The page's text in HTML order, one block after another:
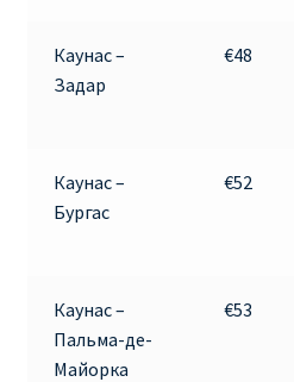
Каунас –
Задар
€48
Каунас –
Бургас
€52
Каунас –
Пальма-де-
Майорка
€53